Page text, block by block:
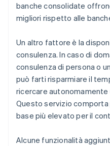
banche consolidate
migliori rispetto alle
Un altro fattore è la
consulenza. In caso di
consulenza di persona o
può farti risparmiare il
ricercare autonomamente
Questo servizio
base più elevato per il
Alcune funzionalità